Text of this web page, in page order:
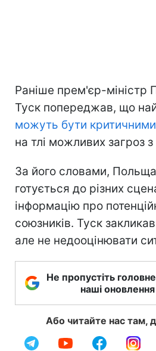
Раніше прем'єр-міністр
Туск попереджав, що
можуть бути критичними
на тлі можливих загроз з
За його словами,
готується до різних
інформацію про
союзників. Туск
але не недооцінювати
Не пропустіть
наші
Або читайте нас там,